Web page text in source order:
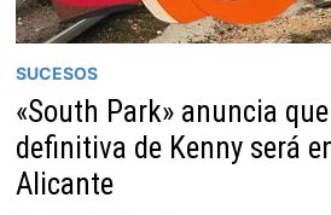
SUCESOS
«South Park» anuncia
definitiva de Kenny será
Alicante